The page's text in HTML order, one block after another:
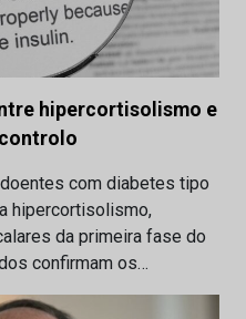
hipercortisolismo e
com diabetes tipo
hipercortisolismo,
da primeira fase do
confirmam os…